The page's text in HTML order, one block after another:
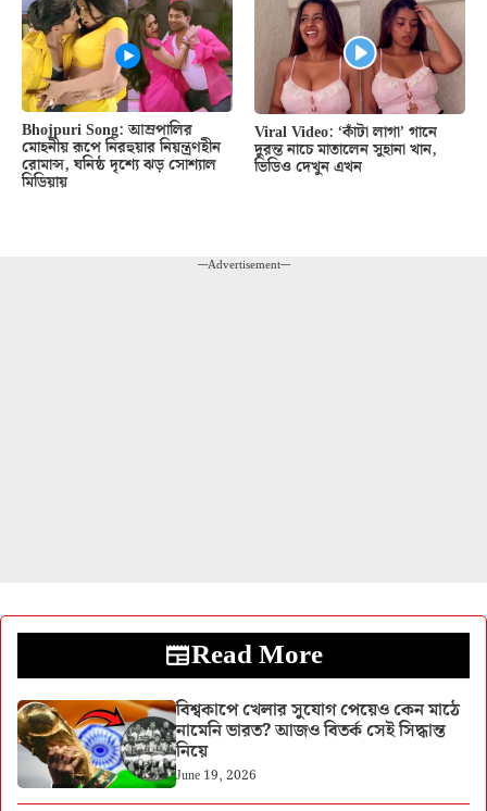
Bhojpuri Song: আম্রপালির
মোহনীয় রূপে নিরহুয়ার নিয়ন্ত্রণহীন
রোমান্স, ঘনিষ্ঠ দৃশ্যে ঝড় সোশ্যাল
মিডিয়ায়
Viral Video: ‘কাঁটা লাগা’ গানে
দুরন্ত নাচে মাতালেন সুহানা খান,
ভিডিও দেখুন এখন
---Advertisement---
Read More
বিশ্বকাপে খেলার সুযোগ পেয়েও কেন মাঠে
নামেনি ভারত? আজও বিতর্ক সেই সিদ্ধান্ত
নিয়ে
June 19, 2026